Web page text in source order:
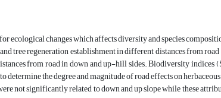
ecological changes which affects diversity and species
tree regeneration establishment in different distances from
from road in down and up-hill sides. Biodiversity indices
determine the degree and magnitude of road effects on
not significantly related to down and up slope while these